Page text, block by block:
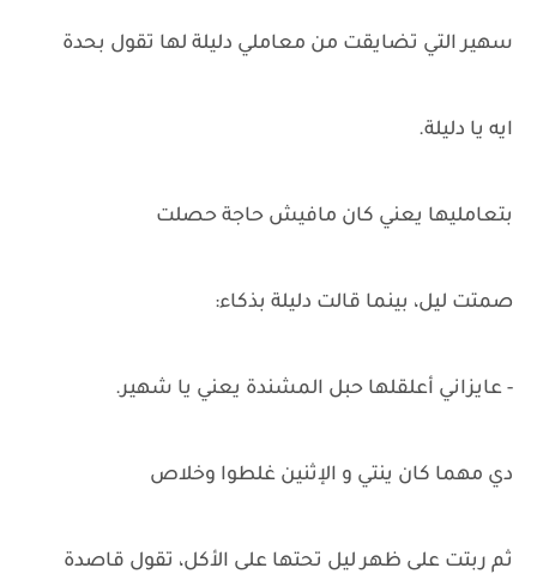
سهير التي تضايقت من معاملي دليلة لها تقول بحدة
ايه يا دليلة.
بتعامليها يعني كان مافيش حاجة حصلت
صمتت ليل، بينما قالت دليلة بذكاء:
- عايزاني أعلقلها حبل المشندة يعني يا شهير.
دي مهما كان ينتي و الإثنين غلطوا وخلاص
ثم ربتت على ظهر ليل تحتها على الأكل، تقول قاصدة